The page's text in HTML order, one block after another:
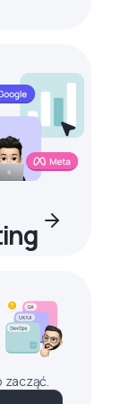
zacząć.